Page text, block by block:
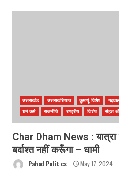
उत्तराखंड उत्तराखंडियात कुमायूं विशेष
धर्म कर्म
राजनीति राष्ट्रीय विशेष सेहत
Char Dham News : यात्रा
बर्दाश्त नहीं करूँगा – धामी
Pahad Politics May 17, 2024